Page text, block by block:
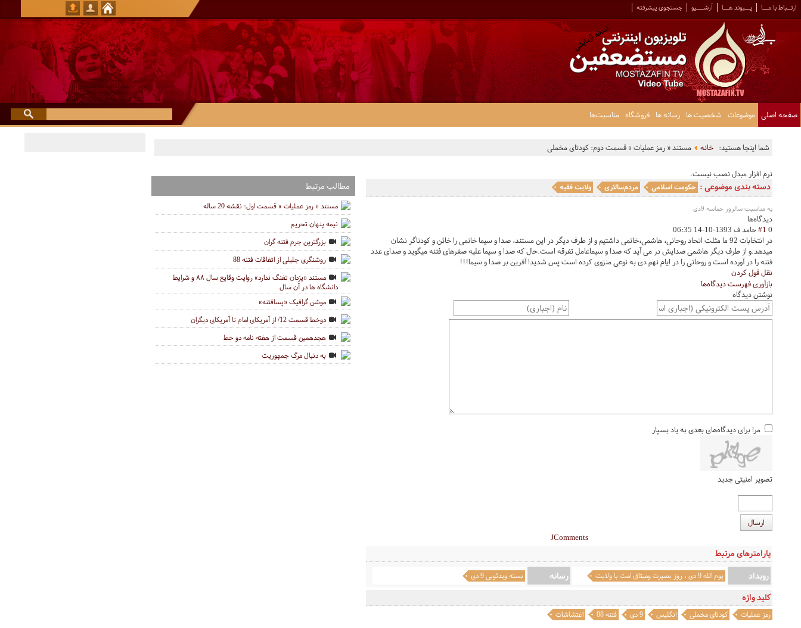
ارتــباط با مـــا پـــیوند هـــا آرشــــیو جستجوی پیشرفته
صفحه اصلی موضوعات شخصیت ها رسانه ها فروشگاه مناسبت‌ها
شما اینجا هستید: خانه مستند « رمز عملیات » قسمت دوم: کودتای مخملی
نرم افزار مبدل نصب نیست.
مطالب مرتبط
مستند « رمز عملیات » قسمت اول: نقشه 20 ساله
نیمه پنهان تحریم
بزرگترین جرم فتنه گران
روشنگری جلیلی از اتفاقات فتنه 88
مستند «یزدان تفنگ ندارد» روایت وقایع سال ۸۸ و شرایط
دانشگاه ها در آن سال
موشن گرافیک «پسافتنه»
دوخط قسمت 12/ از آمریکای امام تا آمریکای دیگران
هجدهمین قسمت از هفته نامه دو خط
به دنبال مرگ جمهوریت
دسته بندی موضوعی : حکومت اسلامی مردم‌سالاری ولایت فقیه
به مناسبت سالروز حماسه 9دی
کلید واژه
رمز عملیات کودتای مخملی انگلیس 9 دی فتنه 88 اغتشاشات
پارامترهای مرتبط
رویداد یوم الله 9 دی ، روز بصيرت وميثاق امت با ولايت رسانه بسته ویدئویی 9 دی
دیدگاه‌ها
0
#1حامد ف 1393-10-14 06:35
در انتخابات 92 ما مثلت اتحاد روحانی، هاشمی،خاتمی داشتیم و از طرف دیگر در این مستند، صدا و سیما خاتمی را خائن و کودتاگر نشان
میدهد.و از طرف دیگر هاشمی صدایش در می آید که صدا و سیماعامل تفرقه است.حال که صدا و سیما علیه صفرهای فتنه میگوید و صدای عدد
فتنه را در آورده است و روحانی را در ایام نهم دی به نوعی منزوی کرده است پس شدیدا آفرین بر صدا و سیما!!!
نقل قول کردن
بازآوری فهرست دیدگاه‌ها
نوشتن دیدگاه
مرا برای دیدگاه‌های بعدی به یاد بسپار
تصویر امنیتی جدید
ارسال
JComments